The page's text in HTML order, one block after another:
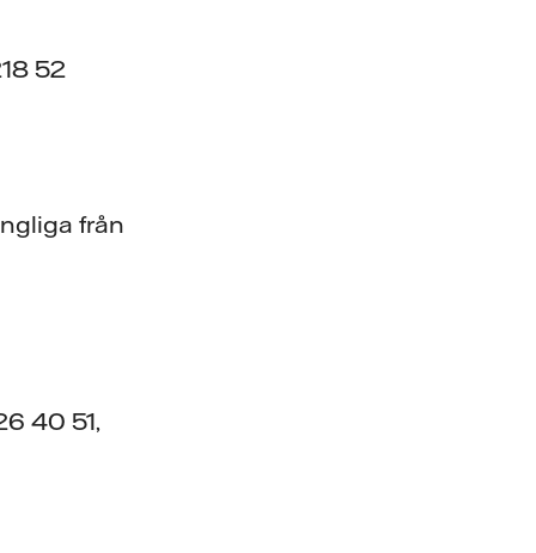
52
från
40 51,